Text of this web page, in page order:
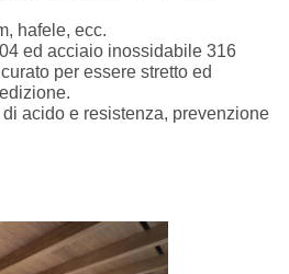
hafele, ecc.
ed acciaio inossidabile 316
per essere stretto ed
acido e resistenza, prevenzione